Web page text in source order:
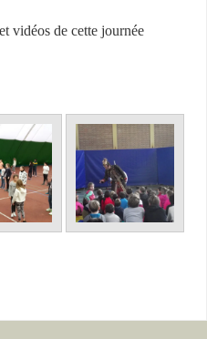
vidéos de cette journée